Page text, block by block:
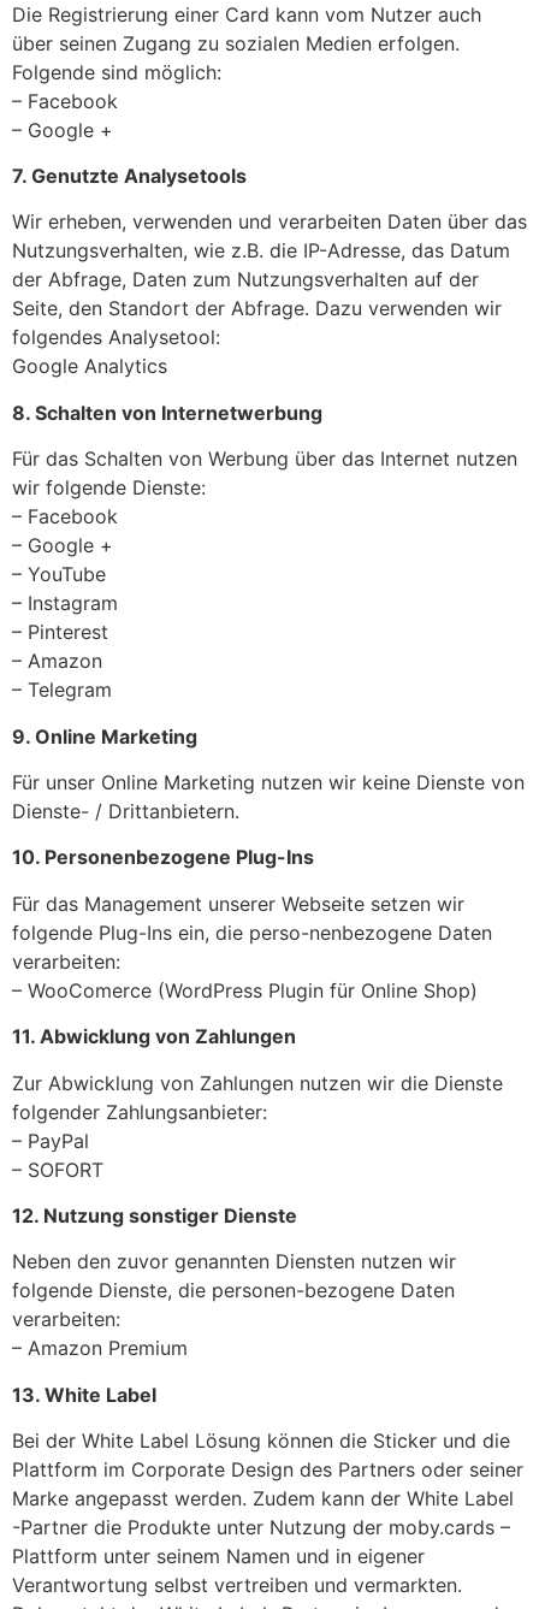
Die Registrierung einer Card kann vom Nutzer auch
über seinen Zugang zu sozialen Medien erfolgen.
Folgende sind möglich:
– Facebook
– Google +
7. Genutzte Analysetools
Wir erheben, verwenden und verarbeiten Daten über das
Nutzungsverhalten, wie z.B. die IP-Adresse, das Datum
der Abfrage, Daten zum Nutzungsverhalten auf der
Seite, den Standort der Abfrage. Dazu verwenden wir
folgendes Analysetool:
Google Analytics
8. Schalten von Internetwerbung
Für das Schalten von Werbung über das Internet nutzen
wir folgende Dienste:
– Facebook
– Google +
– YouTube
– Instagram
– Pinterest
– Amazon
– Telegram
9. Online Marketing
Für unser Online Marketing nutzen wir keine Dienste von
Dienste- / Drittanbietern.
10. Personenbezogene Plug-Ins
Für das Management unserer Webseite setzen wir
folgende Plug-Ins ein, die perso-nenbezogene Daten
verarbeiten:
– WooComerce (WordPress Plugin für Online Shop)
11. Abwicklung von Zahlungen
Zur Abwicklung von Zahlungen nutzen wir die Dienste
folgender Zahlungsanbieter:
– PayPal
– SOFORT
12. Nutzung sonstiger Dienste
Neben den zuvor genannten Diensten nutzen wir
folgende Dienste, die personen-bezogene Daten
verarbeiten:
– Amazon Premium
13. White Label
Bei der White Label Lösung können die Sticker und die
Plattform im Corporate Design des Partners oder seiner
Marke angepasst werden. Zudem kann der White Label
-Partner die Produkte unter Nutzung der moby.cards –
Plattform unter seinem Namen und in eigener
Verantwortung selbst vertreiben und vermarkten.